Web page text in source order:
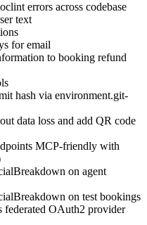
errors across codebase
text
for email
to booking refund
hash via environment.git-
data loss and add QR code
MCP-friendly with
on agent
on test bookings
federated OAuth2 provider